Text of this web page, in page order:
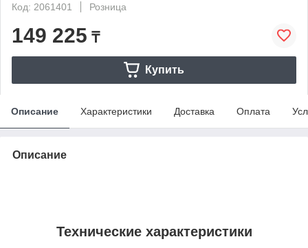
Код: 2061401
Розница
149 225 ₸
Купить
Описание Характеристики Доставка Оплата
Описание
Технические характеристики